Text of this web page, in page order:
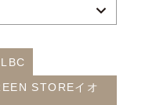
LBC
STOREイオ